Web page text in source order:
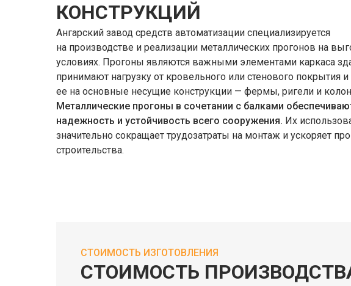
КОНСТРУКЦИЙ
Ангарский завод средств автоматизации специализируется
на производстве и реализации металлических прогонов на
условиях. Прогоны являются важными элементами каркаса
принимают нагрузку от кровельного или стенового покрытия
ее на основные несущие конструкции — фермы, ригели и
Металлические прогоны в сочетании с балками
надежность и устойчивость всего сооружения. Их
значительно сокращает трудозатраты на монтаж и ускоряет
строительства.
СТОИМОСТЬ ИЗГОТОВЛЕНИЯ
СТОИМОСТЬ